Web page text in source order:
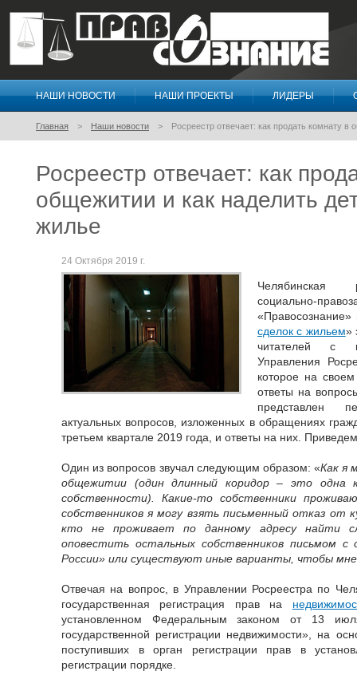
Правосознание
НАШИ НОВОСТИ НАШИ ПРОЕКТЫ ЛИДЕРЫ
Главная Наши новости Росреестр отвечает: как продать комнату
Росреестр отвечает: как
общежитии и как наделить
жилье
24 Октября 2019 г.
Челябинская
социально-
сделок с жильем»
читателей с
Управления
которое на
ответы на
представлен
актуальных вопросов, изложенных в обращениях
третьем квартале 2019 года, и ответы на них.
Один из вопросов звучал следующим образом: «Как я
общежитии (один длинный коридор – это одна
собственности). Какие-то собственники
собственников я могу взять письменный отказ
кто не проживает по данному адресу найти
оповестить остальных собственников письмом с
России» или существуют иные варианты, чтобы
Отвечая на вопрос, в Управлении Росреестра по
государственная регистрация прав на
установленном Федеральным законом от 13
государственной регистрации недвижимости», на
поступивших в орган регистрации прав в
регистрации порядке.